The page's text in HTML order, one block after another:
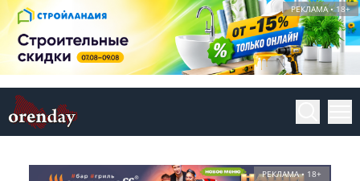
РЕКЛАМА • 18+
РЕКЛАМА • 18+